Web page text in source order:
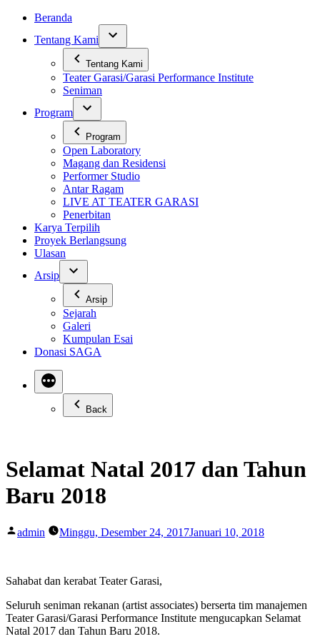
Skip
content
Beranda
Tentang Kami
Tentang Kami
Teater Garasi/Garasi Performance Institute
Seniman
Program
Program
Open Laboratory
Magang dan Residensi
Performer Studio
Antar Ragam
LIVE AT TEATER GARASI
Penerbitan
Karya Terpilih
Proyek Berlangsung
Ulasan
Arsip
Arsip
Sejarah
Galeri
Kumpulan Esai
Donasi SAGA
Back
Selamat Natal 2017 dan Tahun
Baru 2018
Posted
admin Minggu, Desember 24, 2017Januari 10, 2018
Sahabat dan kerabat Teater Garasi,
Seluruh seniman rekanan (artist associates) berserta tim manajemen
Teater Garasi/Garasi Performance Institute mengucapkan Selamat
Natal 2017 dan Tahun Baru 2018.